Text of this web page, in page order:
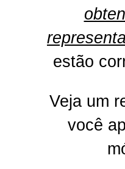
estão
Veja um
você